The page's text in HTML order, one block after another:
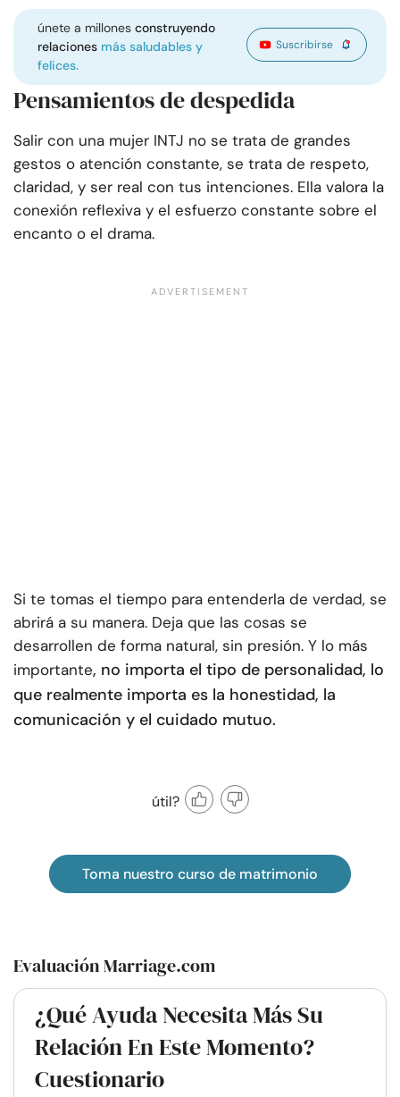
únete a millonesconstruyendo
relaciones más saludables y
felices.
Suscribirse
Pensamientos de despedida
Salir con una mujer INTJ no se trata de grandes
gestos o atención constante, se trata de respeto,
claridad, y ser real con tus intenciones. Ella valora la
conexión reflexiva y el esfuerzo constante sobre el
encanto o el drama.
Si te tomas el tiempo para entenderla de verdad, se
abrirá a su manera. Deja que las cosas se
desarrollen de forma natural, sin presión. Y lo más
importante, no importa el tipo de personalidad, lo
que realmente importa es la honestidad, la
comunicación y el cuidado mutuo.
útil?
Toma nuestro curso de matrimonio
Evaluación Marriage.com
¿Qué Ayuda Necesita Más Su
Relación En Este Momento?
Cuestionario